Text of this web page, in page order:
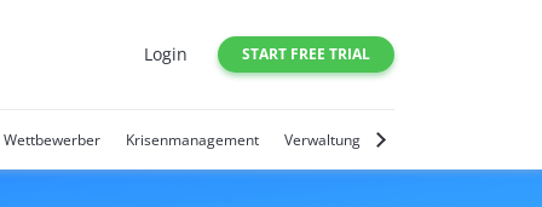
Login START FREE TRIAL
Wettbewerber Krisenmanagement Verwaltung sozialer Medien